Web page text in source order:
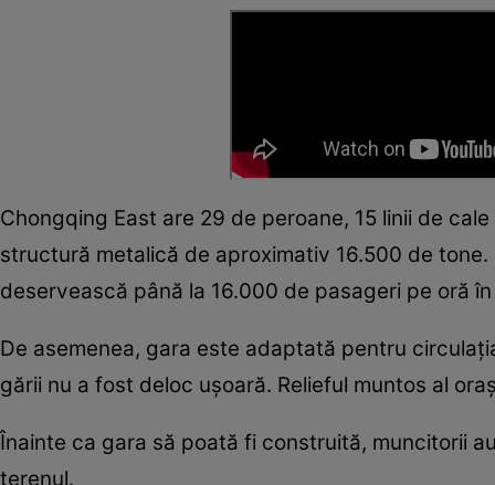
Chongqing East are 29 de peroane, 15 linii de
structură metalică de aproximativ 16.500 de
deservească până la 16.000 de pasageri pe oră
De asemenea, gara este adaptată pentru
gării nu a fost deloc ușoară. Relieful muntos al
Înainte ca gara să poată fi construită, muncitorii
terenul.